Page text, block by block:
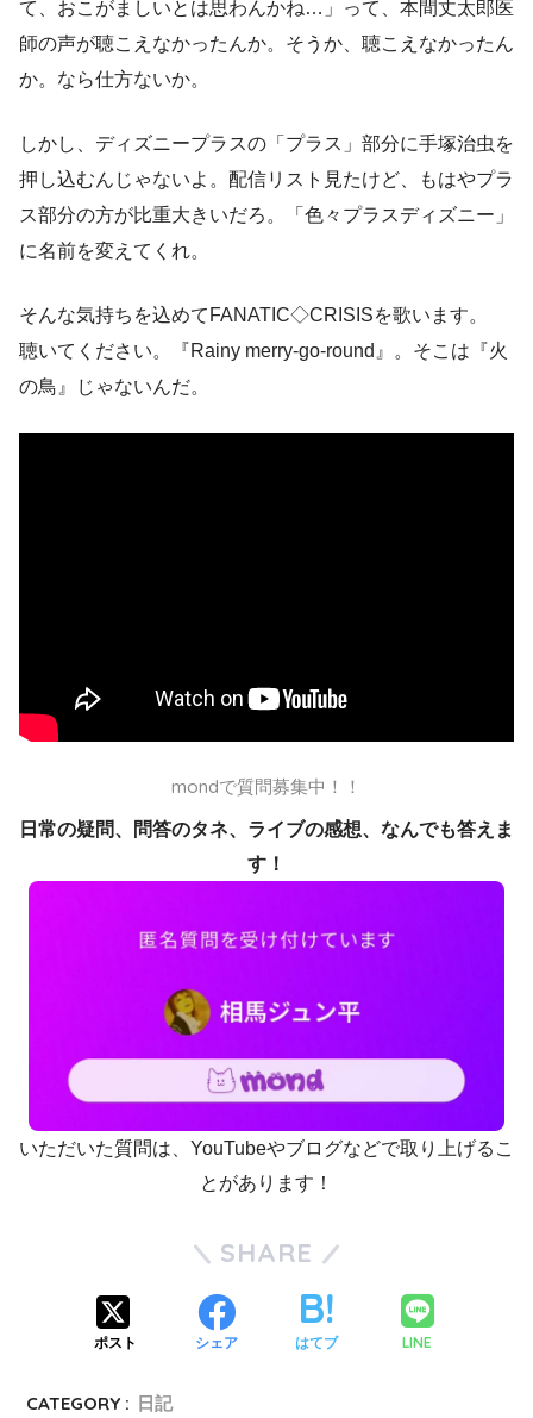
て、おこがましいとは思わんかね…」って、本間丈太郎医
師の声が聴こえなかったんか。そうか、聴こえなかったん
か。なら仕方ないか。
しかし、ディズニープラスの「プラス」部分に手塚治虫を
押し込むんじゃないよ。配信リスト見たけど、もはやプラ
ス部分の方が比重大きいだろ。「色々プラスディズニー」
に名前を変えてくれ。
そんな気持ちを込めてFANATIC◇CRISISを歌います。
聴いてください。『Rainy merry-go-round』。そこは『火
の鳥』じゃないんだ。
mondで質問募集中！！
日常の疑問、問答のタネ、ライブの感想、なんでも答えま
す！
いただいた質問は、YouTubeやブログなどで取り上げるこ
とがあります！
SHARE
ポスト シェア はてブ LINE
CATEGORY : 日記